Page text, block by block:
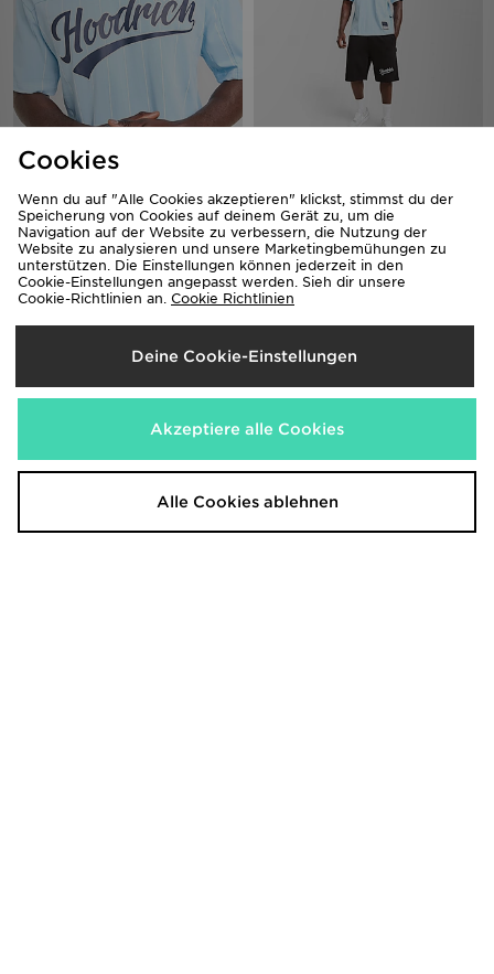
Hoodrich Stade Stripe T-Shirt
Hoodrich Camo Iron Denim Jeans
65,00€ 50,00€
Cookies
Wenn du auf "Alle Cookies akzeptieren" klickst, stimmst du der
Speicherung von Cookies auf deinem Gerät zu, um die
Navigation auf der Website zu verbessern, die Nutzung der
Website zu analysieren und unsere Marketingbemühungen zu
unterstützen. Die Einstellungen können jederzeit in den
Cookie-Einstellungen angepasst werden. Sieh dir unsere
Cookie-Richtlinien an. Cookie Richtlinien
Deine Cookie-Einstellungen
Akzeptiere alle Cookies
Alle Cookies ablehnen